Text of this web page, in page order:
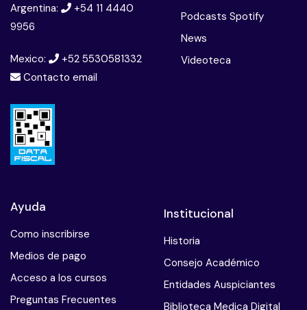
Argentina:
+54 11 4440
9956
Mexico:
+52 5530581332
Contacto email
Podcasts Spotify
News
Videoteca
Ayuda
Como inscribirse
Medios de pago
Acceso a los cursos
Preguntas Frecuentes
Institucional
Historia
Consejo Académico
Entidades Auspiciantes
Biblioteca Medica Digital